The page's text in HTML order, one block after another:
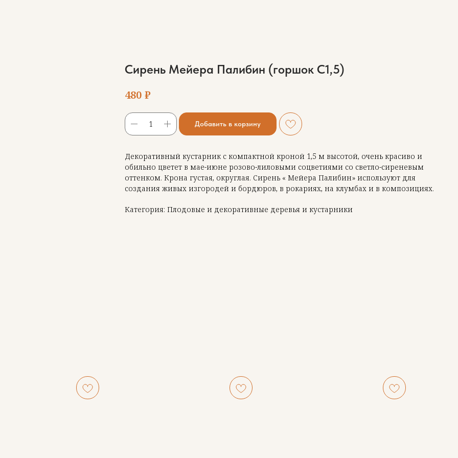
Сирень Мейера Палибин (горшок C1,5)
480 ₽
Добавить в корзину
Декоративный кустарник с компактной кроной 1,5 м высотой, очень красиво и
обильно цветет в мае-июне розово-лиловыми соцветиями со светло-сиреневым
оттенком. Крона густая, округлая. Сирень « Мейера Палибин» используют для
создания живых изгородей и бордюров, в рокариях, на клумбах и в композициях.
Категория: Плодовые и декоративные деревья и кустарники